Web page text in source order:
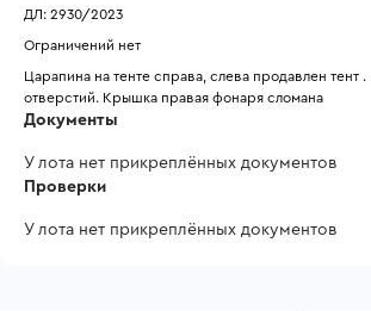
ДЛ: 2930/2023
Ограничений нет
Царапина на тенте справа, слева продавлен тент
отверстий. Крышка правая фонаря сломана
Документы
У лота нет прикреплённых документов
Проверки
У лота нет прикреплённых документов